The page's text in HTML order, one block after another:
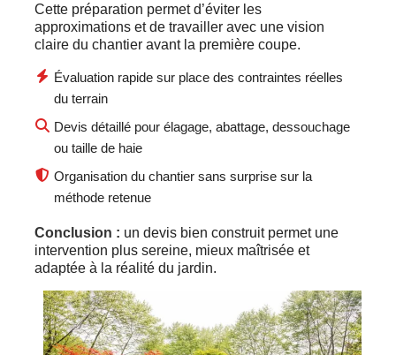
Cette préparation permet d’éviter les
approximations et de travailler avec une vision
claire du chantier avant la première coupe.
Évaluation rapide sur place des contraintes réelles
du terrain
Devis détaillé pour élagage, abattage, dessouchage
ou taille de haie
Organisation du chantier sans surprise sur la
méthode retenue
Conclusion : un devis bien construit permet une
intervention plus sereine, mieux maîtrisée et
adaptée à la réalité du jardin.